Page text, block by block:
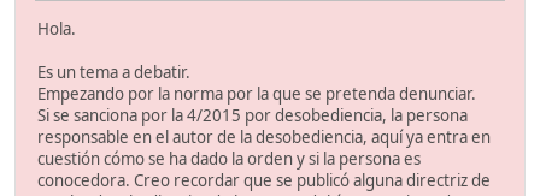
Hola.
Es un tema a debatir.
Empezando por la norma por la que se pretenda denunciar.
Si se sanciona por la 4/2015 por desobediencia, la persona
responsable en el autor de la desobediencia, aquí ya entra en
cuestión cómo se ha dado la orden y si la persona es
conocedora. Creo recordar que se publicó alguna directriz de